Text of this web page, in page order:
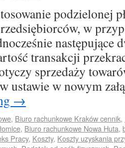
podzielonej
w
następujące
transakcji
sprzedaży
ustawie w nowym
→
, Biuro rachunkowe Kraków cennik,
, Biuro rachunkowe Nowa Huta,
Pracy, Koszty, Koszty uzyskania